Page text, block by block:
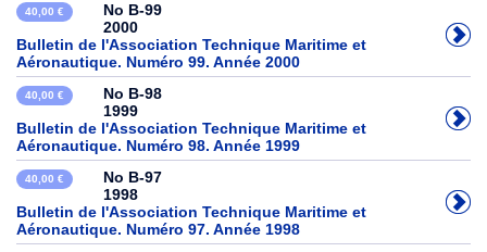
40,00 €
No B-99
2000
Bulletin de l'Association Technique Maritime et
Aéronautique. Numéro 99. Année 2000
40,00 €
No B-98
1999
Bulletin de l'Association Technique Maritime et
Aéronautique. Numéro 98. Année 1999
40,00 €
No B-97
1998
Bulletin de l'Association Technique Maritime et
Aéronautique. Numéro 97. Année 1998